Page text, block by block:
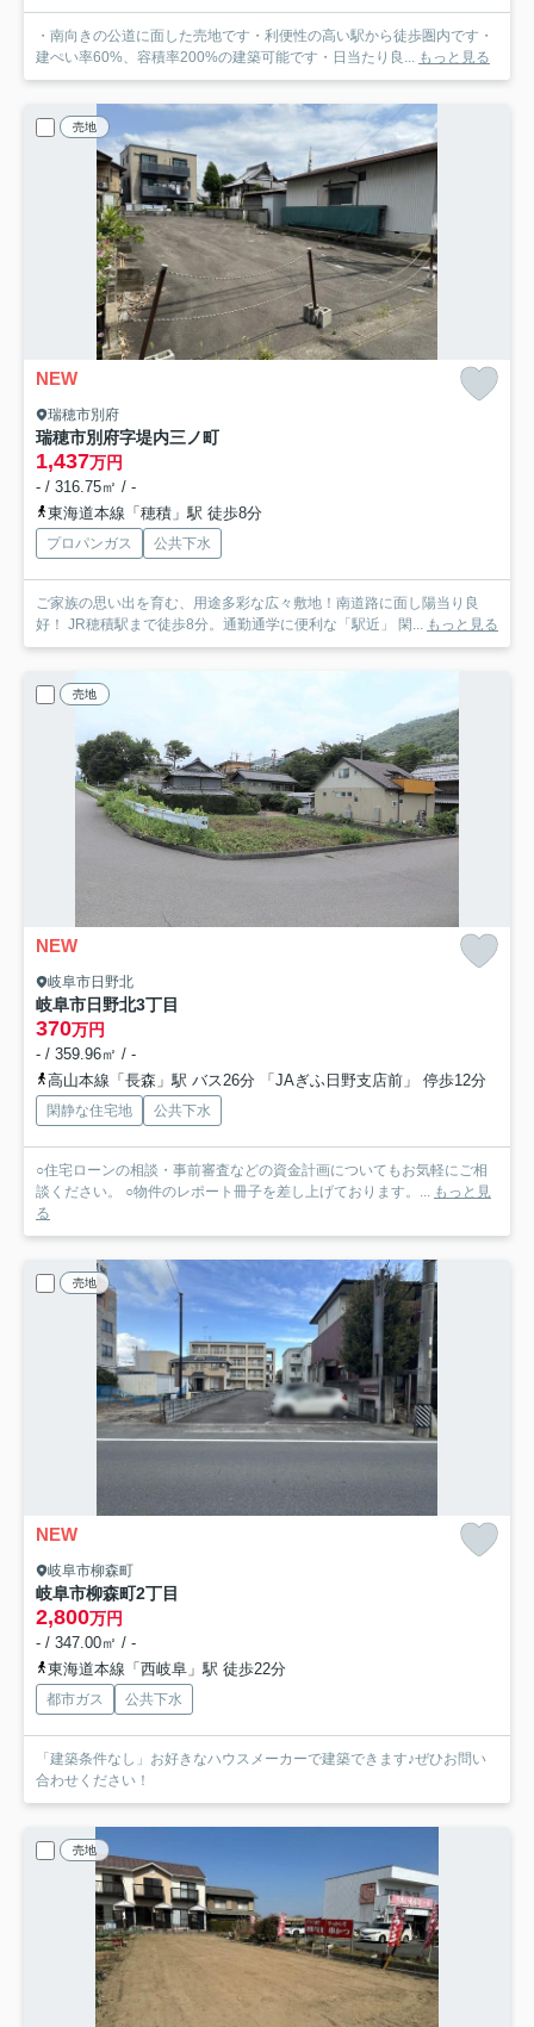
・南向きの公道に面した売地です・利便性の高い駅から徒歩圏内です・
建ぺい率60%、容積率200%の建築可能です・日当たり良... もっと見る
売地
NEW
瑞穂市別府
瑞穂市別府字堤内三ノ町
1,437万円
- / 316.75㎡ / -
東海道本線「穂積」駅 徒歩8分
プロパンガス 公共下水
ご家族の思い出を育む、用途多彩な広々敷地！南道路に面し陽当り良
好！ JR穂積駅まで徒歩8分。通勤通学に便利な「駅近」 閑... もっと見る
売地
NEW
岐阜市日野北
岐阜市日野北3丁目
370万円
- / 359.96㎡ / -
高山本線「長森」駅 バス26分 「JAぎふ日野支店前」 停歩12分
閑静な住宅地 公共下水
○住宅ローンの相談・事前審査などの資金計画についてもお気軽にご相
談ください。 ○物件のレポート冊子を差し上げております。... もっと見
る
売地
NEW
岐阜市柳森町
岐阜市柳森町2丁目
2,800万円
- / 347.00㎡ / -
東海道本線「西岐阜」駅 徒歩22分
都市ガス 公共下水
「建築条件なし」お好きなハウスメーカーで建築できます♪ぜひお問い
合わせください！
売地